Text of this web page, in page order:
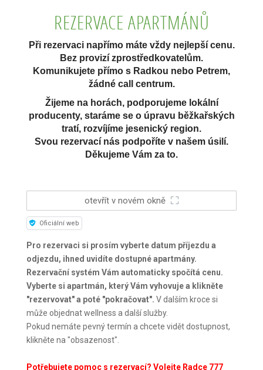
REZERVACE APARTMÁNŮ
Při rezervaci napřímo máte vždy nejlepší cenu.
Bez provizí zprostředkovatelům.
Komunikujete přímo s Radkou nebo Petrem,
žádné call centrum.
Žijeme na horách, podporujeme lokální
producenty, staráme se o úpravu běžkařských
tratí, rozvíjíme jesenický region.
Svou rezervací nás podpoříte v našem úsilí.
Děkujeme Vám za to.